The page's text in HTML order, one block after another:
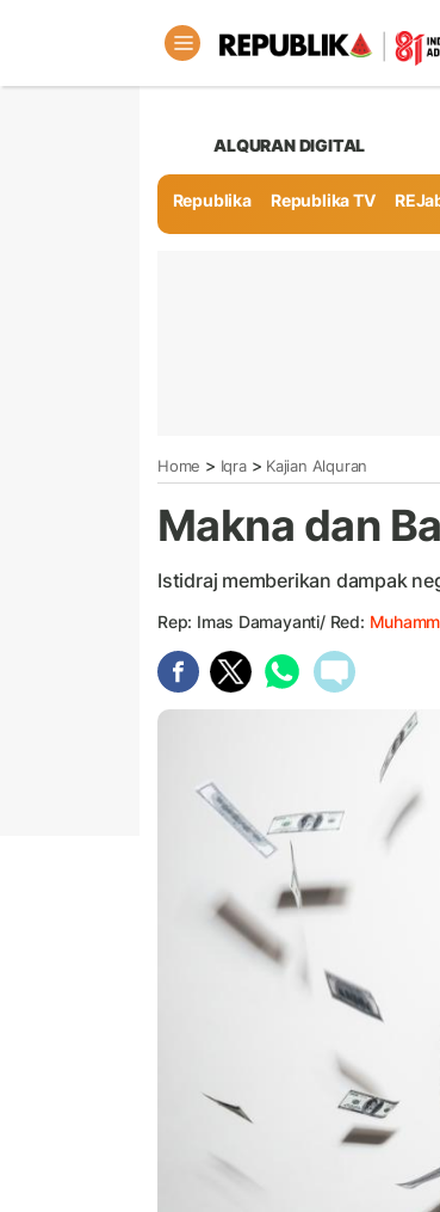
ALQURAN DIGITAL
Republika Republika TV
Home > Iqra> Kajian Alquran
Makna dan
Istidraj memberikan dampak
Rep: Imas Damayanti/ Red: